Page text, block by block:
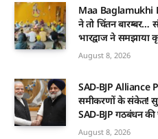
Maa Baglamukhi
ने तो चिंतन
भारद्वाज ने समझाया
August 8, 2026
SAD-BJP Alliance
समीकरणों के संकेत!
SAD-BJP गठबंधन की
August 8, 2026